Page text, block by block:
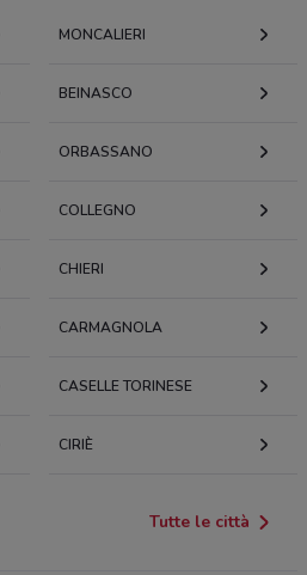
MONCALIERI
BEINASCO
ORBASSANO
COLLEGNO
CHIERI
CARMAGNOLA
CASELLE TORINESE
CIRIÈ
Tutte le città